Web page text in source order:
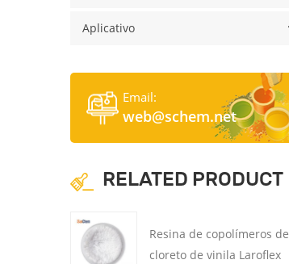
Aplicativo
Email:
web@schem.net
RELATED PRODUCT
Resina de copolímeros de
cloreto de vinila Laroflex